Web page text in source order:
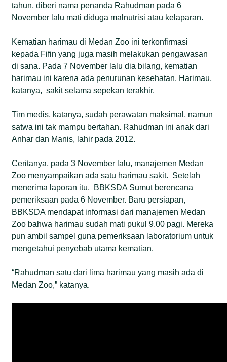
tahun, diberi nama penanda Rahudman pada 6
November lalu mati diduga malnutrisi atau kelaparan.
Kematian harimau di Medan Zoo ini terkonfirmasi
kepada Fifin yang juga masih melakukan pengawasan
di sana. Pada 7 November lalu dia bilang, kematian
harimau ini karena ada penurunan kesehatan. Harimau,
katanya, sakit selama sepekan terakhir.
Tim medis, katanya, sudah perawatan maksimal, namun
satwa ini tak mampu bertahan. Rahudman ini anak dari
Anhar dan Manis, lahir pada 2012.
Ceritanya, pada 3 November lalu, manajemen Medan
Zoo menyampaikan ada satu harimau sakit. Setelah
menerima laporan itu, BBKSDA Sumut berencana
pemeriksaan pada 6 November. Baru persiapan,
BBKSDA mendapat informasi dari manajemen Medan
Zoo bahwa harimau sudah mati pukul 9.00 pagi. Mereka
pun ambil sampel guna pemeriksaan laboratorium untuk
mengetahui penyebab utama kematian.
“Rahudman satu dari lima harimau yang masih ada di
Medan Zoo,” katanya.